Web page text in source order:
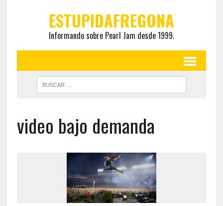
ESTUPIDAFREGONA
Informando sobre Pearl Jam desde 1999.
video bajo demanda